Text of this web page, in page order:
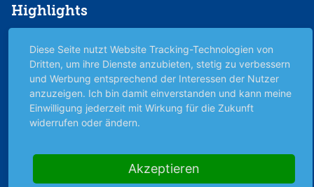
Highlights
Börsenbericht
Börsengerüchte
Börsengespräche
Börsennews
Favoriten
Thema der Woche
Diese Seite nutzt Website Tracking-Technologien von
Dritten, um ihre Dienste anzubieten, stetig zu verbessern
und Werbung entsprechend der Interessen der Nutzer
anzuzeigen. Ich bin damit einverstanden und kann meine
Einwilligung jederzeit mit Wirkung für die Zukunft
widerrufen oder ändern.
Akzeptieren